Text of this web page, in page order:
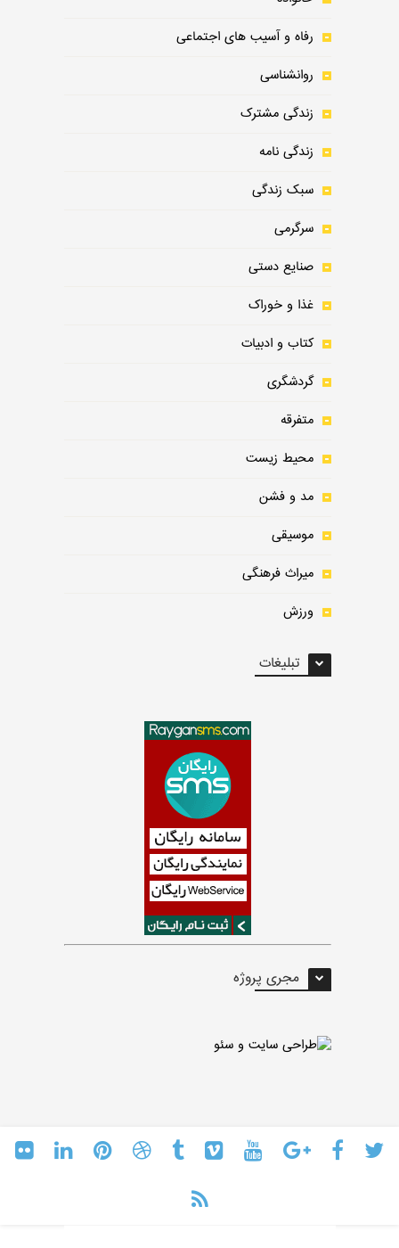
رفاه و آسیب های اجتماعی
روانشناسی
زندگی مشترک
زندگی نامه
سبک زندگی
سرگرمی
صنایع دستی
غذا و خوراک
کتاب و ادبیات
گردشگری
متفرقه
محیط زیست
مد و فشن
موسیقی
میراث فرهنگی
ورزش
تبلیغات
مجری پروژه